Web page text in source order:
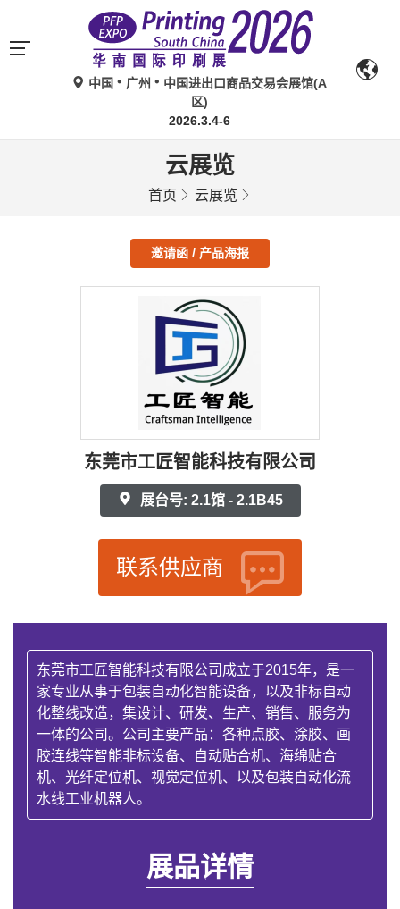
中国 广州
中国进出口商品交易会展馆(A
区)
2026.3.4-6
云展览
首页 云展览
邀请函 / 产品海报
东莞市工匠智能科技有限公司
展台号: 2.1馆 - 2.1B45
联系供应商
东莞市工匠智能科技有限公司成立于2015年，是一
家专业从事于包装自动化智能设备，以及非标自动
化整线改造，集设计、研发、生产、销售、服务为
一体的公司。公司主要产品：各种点胶、涂胶、画
胶连线等智能非标设备、自动贴合机、海绵贴合
机、光纤定位机、视觉定位机、以及包装自动化流
水线工业机器人。
展品详情